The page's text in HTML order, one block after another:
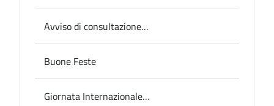
Avviso di consultazione pubblica relativa all'aggiornamento del PIAO 2026-2028 - Sezione 2. VALORE PUBBLICO, PERFORMANCE E ANTICORRUZIONE - Sottosezione 2.3 “Rischi corruttivi e trasparenza”.
Buone Feste
Giornata Internazionale contro la violenza sulle donne